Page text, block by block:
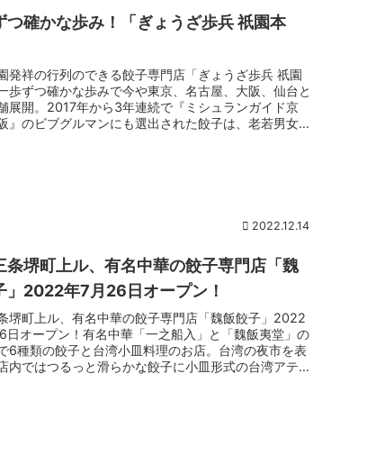
つ確かな歩み！「ぎょうざ歩兵 祇園本
発祥の行列のできる餃子専門店「ぎょうざ歩兵 祇園
歩ずつ確かな歩みで今や東京、名古屋、大阪、仙台と
展開。2017年から3年連続で『ミシュランガイド京
』のビブグルマンにも選出された餃子は、老若男女問
2022.12.14
条堺町上ル、有名中華の餃子専門店「魏
」2022年7月26日オープン！
堺町上ル、有名中華の餃子専門店「魏飯餃子」2022
日オープン！有名中華「一之船入」と「魏飯夷堂」の
6種類の餃子と台湾小皿料理のお店。台湾の夜市を表
内ではつるっと滑らかな餃子に小皿形式の台湾アテで